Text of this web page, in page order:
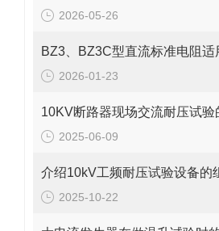
2026-05-26
2026-01-23
2025-06-09
2025-10-22